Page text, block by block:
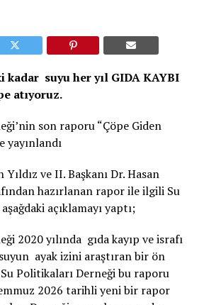
kadar suyu her yıl GIDA KAYBI
atıyoruz.
son raporu “Çöpe Giden
yayınlandı
Yıldız ve II. Başkanı Dr. Hasan
hazırlanan rapor ile ilgili Su
açıklamayı yaptı;
2020 yılında gıda kayıp ve israfı
ayak izini araştıran bir ön
Politikaları Derneği bu raporu
2026 tarihli yeni bir rapor